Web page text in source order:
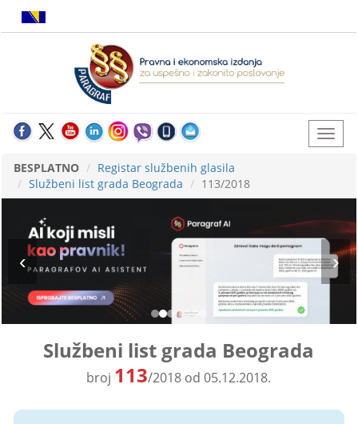
BESPLATNO
Registar službenih glasila
Službeni list grada Beograda
113/2018
Službeni list grada Beograda
broj 113/2018 od 05.12.2018.